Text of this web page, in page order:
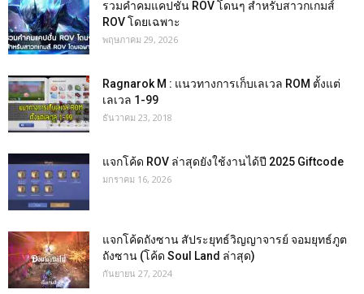
รวมคำคมแคปชั่น ROV โดนๆ สำหรับสาวกเกมส์
ROV โดยเฉพาะ
พฤษภาคม 29, 2026
Ragnarok M : แนวทางการเก็บเลเวล ROM ตั้งแต่
เลเวล 1-99
ธันวาคม 23, 2018
แจกโค้ด ROV ล่าสุดยังใช้งานได้ปี 2025 Giftcode
มกราคม 16, 2026
แจกโค้ดถังซาน สัประยุทธ์วิญญาจารย์ จอมยุทธ์ภูต
ถังซาน (โค้ด Soul Land ล่าสุด)
กันยายน 27, 2024